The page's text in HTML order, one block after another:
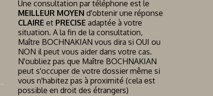
Une consultation par téléphone est le
MEILLEUR MOYEN d'obtenir une réponse
CLAIRE et PRECISE adaptée à votre
situation. A la fin de la consultation,
Maître BOCHNAKIAN vous dira si OUI ou
NON il peut vous aider dans votre cas.
N'oubliez pas que Maître BOCHNAKIAN
peut s'occuper de votre dossier même si
vous n'habitez pas à proximité (cela est
possible en droit des étrangers)